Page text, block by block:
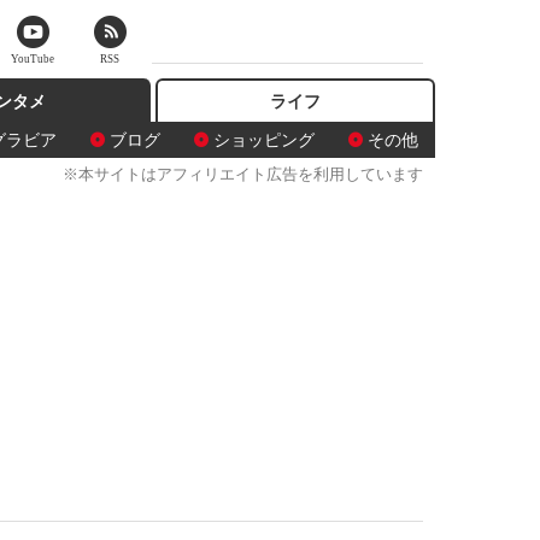
タメ
ラビア ブログ ショッピング その他
ライフ
※本サイトはアフィリエイト広告を利用しています
YouTube RSS